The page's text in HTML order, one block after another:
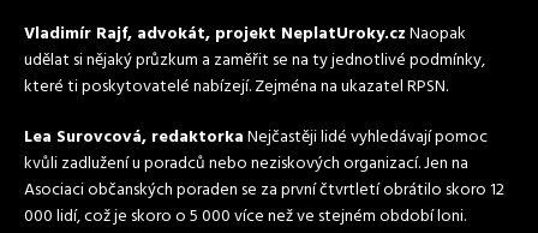
Vladimír Rajf, advokát, projekt NeplatUroky.czNaopak
udělat si nějaký průzkum a zaměřit se na ty jednotlivé podmínky,
které ti poskytovatelé nabízejí. Zejména na ukazatel RPSN.
Lea Surovcová, redaktorkaNejčastěji lidé vyhledávají pomoc
kvůli zadlužení u poradců nebo neziskových organizací. Jen na
Asociaci občanských poraden se za první čtvrtletí obrátilo skoro 12
000 lidí, což je skoro o 5 000 více než ve stejném období loni.